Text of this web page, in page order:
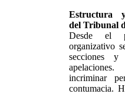
Estructura
del Tribunal
Desde el
organizativo
secciones
incriminar
contumacia.